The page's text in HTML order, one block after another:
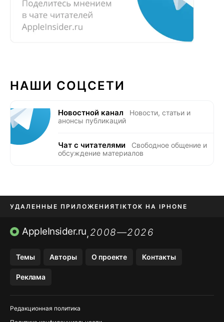
НАШИ СОЦСЕТИ
Новостной канал
Новости, статьи и
анонсы публикаций
Чат с читателями
Свободное общение и
обсуждение материалов
УДАЛЕННЫЕ ПРИЛОЖЕНИЯTIKTOK НА IPHONE
ПРИЛОЖЕНИЯ БЕЗ APP STORE
AppleInsider.ru,2008—2026
Темы Авторы О проекте Контакты
Реклама
Редакционная политика